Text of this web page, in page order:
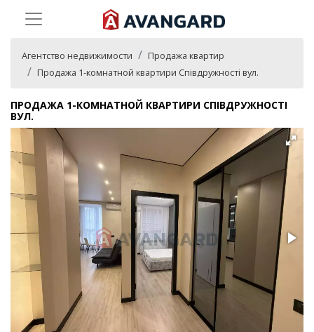
Агентство недвижимости
Продажа квартир
Продажа 1-комнатной квартири Співдружності вул.
ПРОДАЖА 1-КОМНАТНОЙ КВАРТИРИ СПІВДРУЖНОСТІ
ВУЛ.